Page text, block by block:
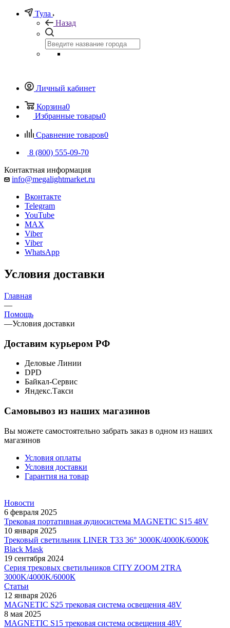
Тула
Назад
Личный кабинет
Корзина0
Избранные товары0
Сравнение товаров0
8 (800) 555-09-70
Контактная информация
info@megalightmarket.ru
Вконтакте
Telegram
YouTube
MAX
Viber
Viber
WhatsApp
Условия доставки
Главная
—
Помощь
—Условия доставки
Доставим курьером РФ
Деловые Линии
DPD
Байкал-Сервис
Яндекс.Такси
Самовывоз из наших магазинов
Вы можете самостоятельно забрать заказ в одном из наших
магазинов
Условия оплаты
Условия доставки
Гарантия на товар
Новости
6 февраля 2025
Трековая портативная аудиосистема MAGNETIC S15 48V
10 января 2025
Трековый светильник LINER T33 36° 3000К/4000К/6000К
Black Mask
19 сентября 2024
Серия трековых светильников CITY ZOOM 2TRA
3000K/4000K/6000К
Статьи
12 января 2026
MAGNETIC S25 трековая система освещения 48V
8 мая 2025
MAGNETIC S15 трековая система освещения 48V